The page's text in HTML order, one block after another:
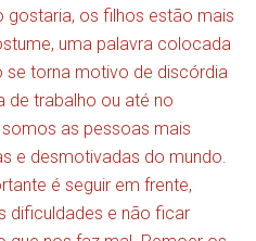
os filhos estão mais
uma palavra colocada
se torna motivo de discórdia
de trabalho ou até no
as pessoas mais
e desmotivadas do mundo.
é seguir em frente,
dificuldades e não ficar